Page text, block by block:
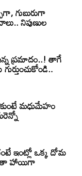
గుబురుగా
నిపుణుల
ప్రమాదం..! తాగే
మధుమేహం
ఇంట్లో ఒక్క దోమ
హాయిగా